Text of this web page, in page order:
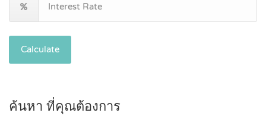
Calculate
ค้นหา ที่คุณต้องการ